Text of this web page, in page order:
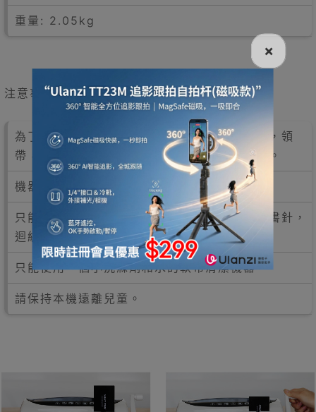
重量: 2.05kg
注意事項
為了避免人身傷害，請保持你的手指，長頭髮，領
帶，珠寶，寬鬆的衣服和其他異物遠離碎紙機。
機器在不使用時請關閉！
只能插入紙。插入任何金屬物體，塑膠板，釘書針，
迴紋針和紙板將造成碎紙機損害。
只能使用一個小洗滌劑和水的軟布清潔機器。
請保持本機遠離兒童。
×